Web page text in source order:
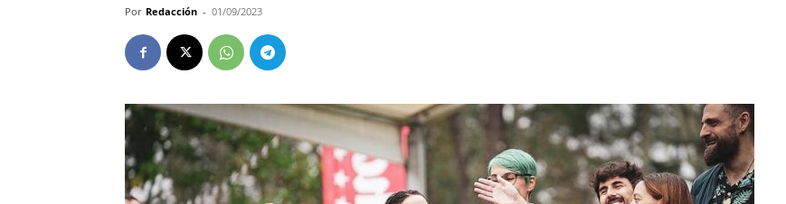
Por Redacción - 01/09/2023